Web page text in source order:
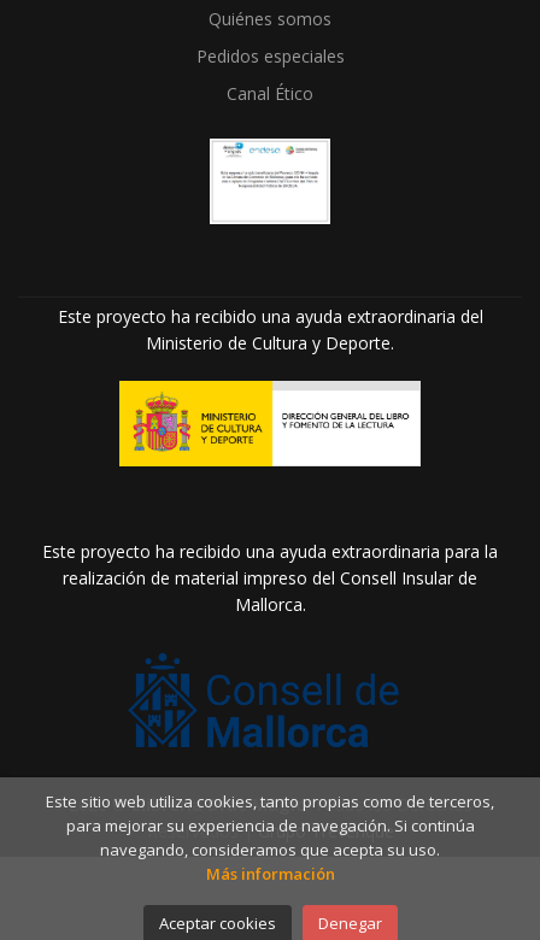
Quiénes somos
Pedidos especiales
Canal Ético
Este proyecto ha recibido una ayuda extraordinaria del
Ministerio de Cultura y Deporte.
Este proyecto ha recibido una ayuda extraordinaria para la
realización de material impreso del Consell Insular de
Mallorca.
2026 ©Llibreria Drac Màgic. Todos los Derechos
Reservados |Grupo Trevenque
Este sitio web utiliza cookies, tanto propias como de terceros,
para mejorar su experiencia de navegación. Si continúa
navegando, consideramos que acepta su uso.
Más información
Aceptar cookies Denegar